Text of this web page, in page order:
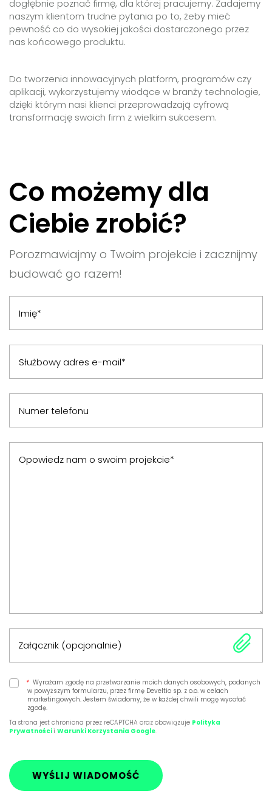
dogłębnie poznać firmę, dla której pracujemy. Zadajemy
naszym klientom trudne pytania po to, żeby mieć
pewność co do wysokiej jakości dostarczonego przez
nas końcowego produktu.
Do tworzenia innowacyjnych platform, programów czy
aplikacji, wykorzystujemy wiodące w branży technologie,
dzięki którym nasi klienci przeprowadzają cyfrową
transformację swoich firm z wielkim sukcesem.
Co możemy dla
Ciebie zrobić?
Porozmawiajmy o Twoim projekcie i zacznijmy
budować go razem!
Imię*
Służbowy adres e-mail*
Numer telefonu
Opowiedz nam o swoim projekcie*
Załącznik (opcjonalnie)
* Wyrażam zgodę na przetwarzanie moich danych osobowych, podanych
w powyższym formularzu, przez firmę Develtio sp. z o.o. w celach
marketingowych. Jestem świadomy, że w każdej chwili mogę wycofać
zgodę.
Ta strona jest chroniona przez reCAPTCHA oraz obowiązuje Polityka
Prywatnościi Warunki Korzystania Google.
WYŚLIJ WIADOMOŚĆ